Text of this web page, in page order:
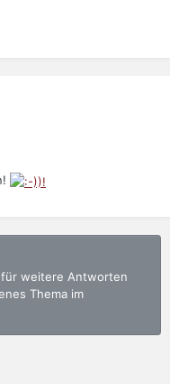
für weitere Antworten
Thema im